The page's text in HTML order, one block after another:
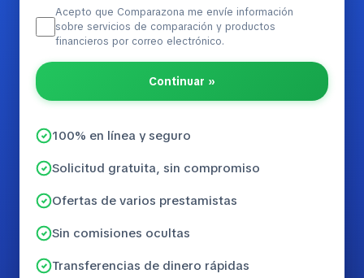
Acepto que Comparazona me envíe información
sobre servicios de comparación y productos
financieros por correo electrónico.
Continuar »
100% en línea y seguro
Solicitud gratuita, sin compromiso
Ofertas de varios prestamistas
Sin comisiones ocultas
Transferencias de dinero rápidas